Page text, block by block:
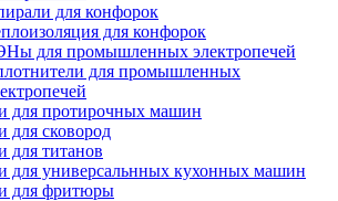
для конфорок
для конфорок
для промышленных электропечей
для промышленных
для протирочных машин
для сковород
для титанов
для универсальнных кухонных машин
для фритюры